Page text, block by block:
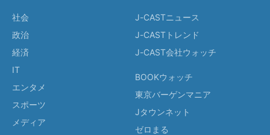
社会
政治
経済
IT
エンタメ
スポーツ
メディア
J-CASTニュース
J-CASTトレンド
J-CAST会社ウォッチ
BOOKウォッチ
東京バーゲンマニア
Jタウンネット
ゼロまる